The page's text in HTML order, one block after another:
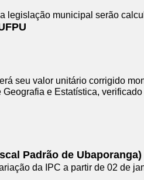
legislação municipal serão
seu valor unitário corrigido
e Estatística,
Padrão de Ubaporanga)
da IPC a partir de 02 de